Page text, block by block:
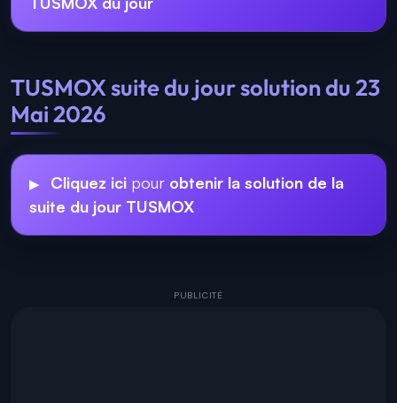
TUSMOX suite du jour solution du 23
Mai 2026
Cliquez ici pour obtenir la solution de la
suite du jour TUSMOX